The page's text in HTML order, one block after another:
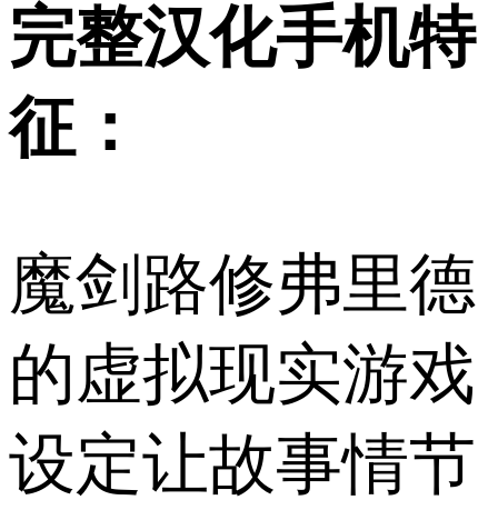
完整汉化手机特
征：
魔剑路修弗里德
的虚拟现实游戏
设定让故事情节